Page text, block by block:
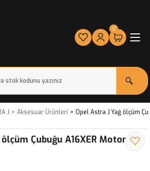
0
J Aksesuar Ürünleri Opel Astra J Yağ ölçüm
Çubuğu A16XER Motor